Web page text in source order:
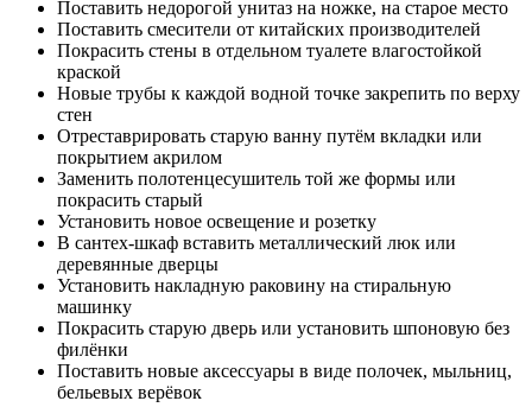
Поставить недорогой унитаз на ножке, на старое место
Поставить смесители от китайских производителей
Покрасить стены в отдельном туалете влагостойкой
краской
Новые трубы к каждой водной точке закрепить по верху
стен
Отреставрировать старую ванну путём вкладки или
покрытием акрилом
Заменить полотенцесушитель той же формы или
покрасить старый
Установить новое освещение и розетку
В сантех-шкаф вставить металлический люк или
деревянные дверцы
Установить накладную раковину на стиральную
машинку
Покрасить старую дверь или установить шпоновую без
филёнки
Поставить новые аксессуары в виде полочек, мыльниц,
бельевых верёвок